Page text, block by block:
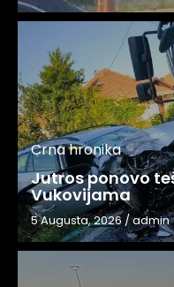
Crna hronika
Jutros ponovo
Vukovijama
5 Augusta, 2026/admin